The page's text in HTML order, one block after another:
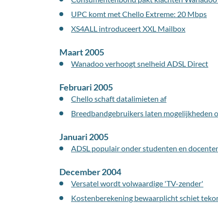
UPC komt met Chello Extreme: 20 Mbps
XS4ALL introduceert XXL Mailbox
Maart 2005
Wanadoo verhoogt snelheid ADSL Direct
Februari 2005
Chello schaft datalimieten af
Breedbandgebruikers laten mogelijkheden
Januari 2005
ADSL populair onder studenten en
December 2004
Versatel wordt volwaardige 'TV-zender'
Kostenberekening bewaarplicht schiet